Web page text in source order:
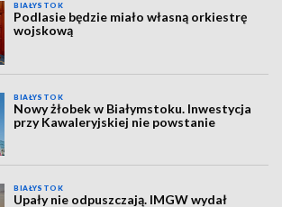
BIAŁYSTOK
Podlasie będzie miało własną orkiestrę
wojskową
BIAŁYSTOK
Nowy żłobek w Białymstoku. Inwestycja
przy Kawaleryjskiej nie powstanie
BIAŁYSTOK
Upały nie odpuszczają. IMGW wydał